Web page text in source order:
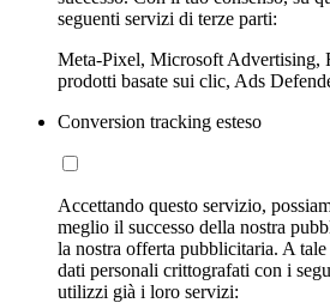
seguenti servizi di terze parti:
Meta-Pixel, Microsoft Advertising,
prodotti basate sui clic, Ads
Conversion tracking esteso
Accettando questo servizio,
meglio il successo della nostra
la nostra offerta pubblicitaria. A
dati personali crittografati con i
utilizzi già i loro servizi: